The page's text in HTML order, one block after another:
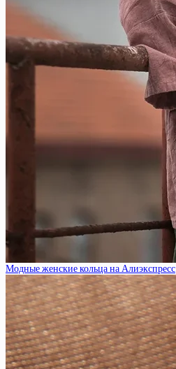
Модные женские кольца на Алиэкспресс